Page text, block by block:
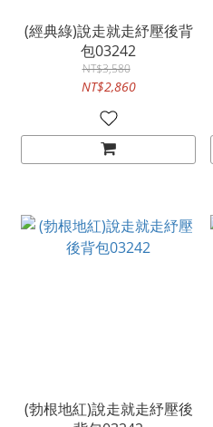
(經典綠)說走就走紓壓後背
包03242
NT$3,580
NT$2,860
(勃根地紅)說走就走紓壓後